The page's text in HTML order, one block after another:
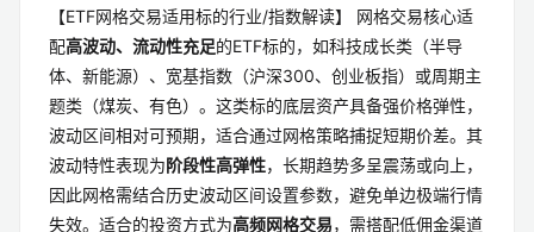
【ETF网格交易适用标的行业/指数解读】 网格交易核心适
配高波动、流动性充足的ETF标的，如科技成长类（半导
体、新能源）、宽基指数（沪深300、创业板指）或周期主
题类（煤炭、有色）。这类标的底层资产具备强价格弹性，
波动区间相对可预期，适合通过网格策略捕捉短期价差。其
波动特性表现为阶段性高弹性，长期趋势多呈震荡或向上，
因此网格需结合历史波动区间设置参数，避免单边极端行情
失效。适合的投资方式为高频网格交易，需搭配低佣金渠道